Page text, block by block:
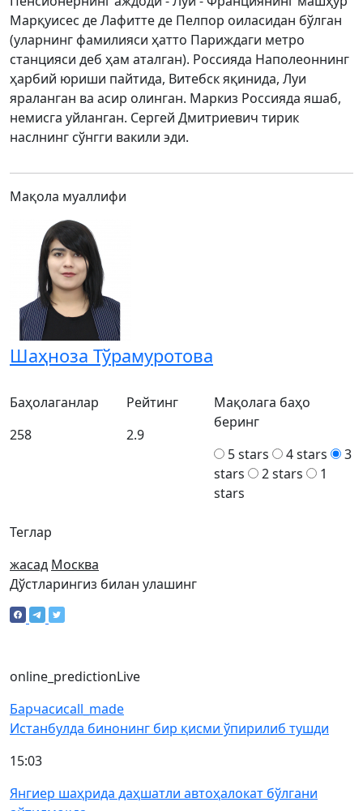
Mарқуисес де Лафитте де Пелпор оиласидан бўлган
(уларнинг фамилияси ҳатто Париждаги метро
станцияси деб ҳам аталган). Россияда Наполеоннинг
ҳарбий юриши пайтида, Витебск яқинида, Луи
яраланган ва асир олинган. Mаркиз Россияда яшаб,
немисга уйланган. Сергей Дмитриевич тирик
наслнинг сўнгги вакили эди.
Мақола муаллифи
Шаҳноза Тўрамуротова
Теглар
жасад Москва
Баҳолаганлар
258
Рейтинг
2.9
Мақолага баҳо
беринг
5 stars
4 stars
3
stars
2 stars
1
stars
Дўстларингиз билан улашинг
online_predictionLive
Барчасиcall_made
Истанбулда бинонинг бир қисми ўпирилиб тушди
15:03
Янгиер шаҳрида даҳшатли автоҳалокат бўлгани